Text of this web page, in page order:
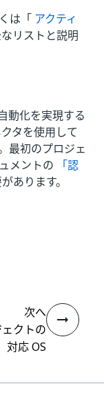
は「 アクティ
リストと説明
動化を実現する
タを使用して
最初のプロジェ
メントの
「認
あります。
次へ
クトの
対応 OS